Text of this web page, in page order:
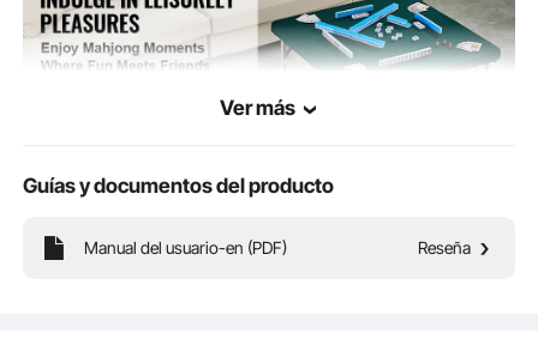
Ver más
Guías y documentos del producto
Manual del usuario-en (PDF) Reseña